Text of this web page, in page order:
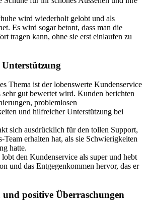
wird wiederholt gelobt und als
Es wird sogar betont, dass man die
tragen kann, ohne sie erst einlaufen zu
Thema ist der lobenswerte Kundenservice
gut bewertet wird. Kunden berichten
problemlosen
und hilfreicher Unterstützung bei
sich ausdrücklich für den tollen Support,
Team erhalten hat, als sie Schwierigkeiten
hatte.
den Kundenservice als super und hebt
und das Entgegenkommen hervor, das er
positive Überraschungen